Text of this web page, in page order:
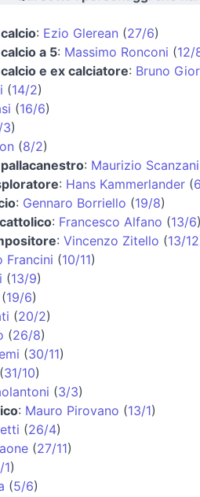
: Ezio Glerean (27/6)
a 5: Massimo Ronconi (12/
e ex calciatore: Bruno
(14/2)
(16/6)
3)
(8/2)
: Maurizio Scanzani
: Hans Kammerlander(
: Gennaro Borriello (19/8)
: Francesco Alfano (13/6)
: Vincenzo Zitello (13/12
Francini (10/11)
(13/9)
(19/6)
(20/2)
(26/8)
(30/11)
(31/10)
(3/3)
: Mauro Pirovano (13/1)
(26/4)
(27/11)
1)
(5/6)